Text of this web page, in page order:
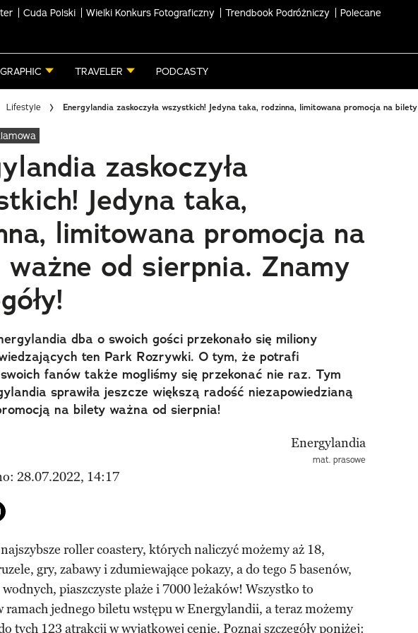
Cuda Polski Wielki Konkurs Fotograficzny Trendbook Podróżniczy Polecane
TRAVELER PODCASTY
Lifestyle Energylandia zaskoczyła wszystkich! Jedyna taka, rodzinna, limitowana promocja na
zaskoczyła
Jedyna taka,
limitowana promocja na
od sierpnia. Znamy
dba o swoich gości przekonało się miliony
ten Park Rozrywki. O tym, że potrafi
fanów także mogliśmy się przekonać nie raz. Tym
sprawiła jeszcze większą radość niezapowiedzianą
na bilety ważna od sierpnia!
mat. prasowe
28.07.2022, 14:17
facebook
na twitter
do przyjaciela
roller coastery, których naliczyć możemy aż 18,
gry, zabawy i zdumiewające pokazy, a do tego 5 basenów,
piaszczyste plaże i 7000 leżaków! Wszystko to
ramach jednego biletu wstępu w Energylandii, a teraz możemy
tych 123 atrakcji w wyjątkowej cenie. Poznaj szczegóły poniżej: